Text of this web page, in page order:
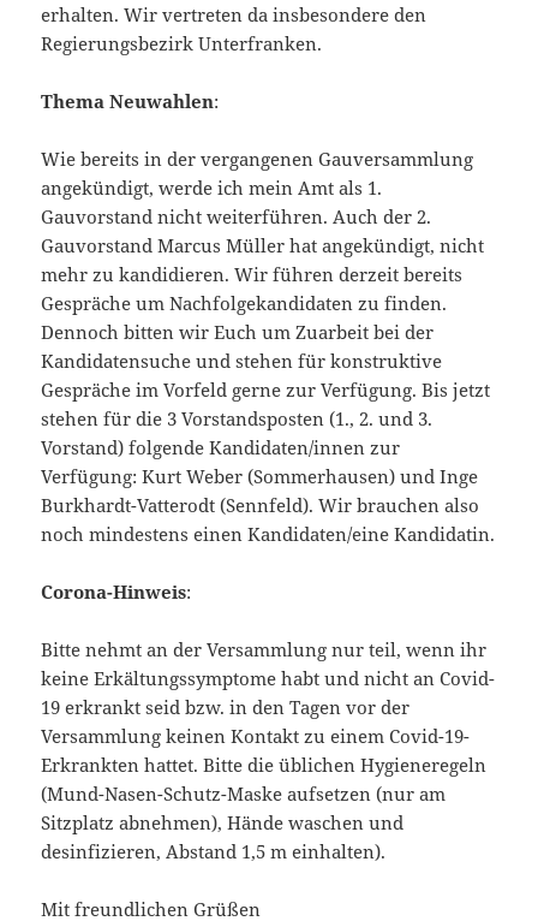
erhalten. Wir vertreten da insbesondere den
Regierungsbezirk Unterfranken.
Thema Neuwahlen:
Wie bereits in der vergangenen Gauversammlung
angekündigt, werde ich mein Amt als 1.
Gauvorstand nicht weiterführen. Auch der 2.
Gauvorstand Marcus Müller hat angekündigt, nicht
mehr zu kandidieren. Wir führen derzeit bereits
Gespräche um Nachfolgekandidaten zu finden.
Dennoch bitten wir Euch um Zuarbeit bei der
Kandidatensuche und stehen für konstruktive
Gespräche im Vorfeld gerne zur Verfügung. Bis jetzt
stehen für die 3 Vorstandsposten (1., 2. und 3.
Vorstand) folgende Kandidaten/innen zur
Verfügung: Kurt Weber (Sommerhausen) und Inge
Burkhardt-Vatterodt (Sennfeld). Wir brauchen also
noch mindestens einen Kandidaten/eine Kandidatin.
Corona-Hinweis:
Bitte nehmt an der Versammlung nur teil, wenn ihr
keine Erkältungssymptome habt und nicht an Covid-
19 erkrankt seid bzw. in den Tagen vor der
Versammlung keinen Kontakt zu einem Covid-19-
Erkrankten hattet. Bitte die üblichen Hygieneregeln
(Mund-Nasen-Schutz-Maske aufsetzen (nur am
Sitzplatz abnehmen), Hände waschen und
desinfizieren, Abstand 1,5 m einhalten).
Mit freundlichen Grüßen